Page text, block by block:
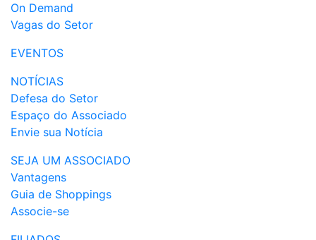
On Demand
Vagas do Setor
EVENTOS
NOTÍCIAS
Defesa do Setor
Espaço do Associado
Envie sua Notícia
SEJA UM ASSOCIADO
Vantagens
Guia de Shoppings
Associe-se